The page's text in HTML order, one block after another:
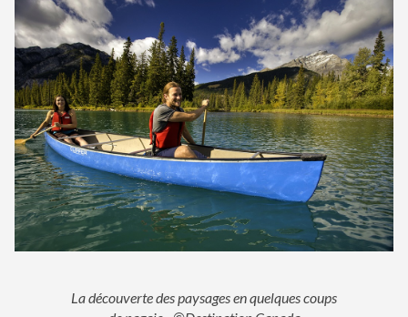
La découverte des paysages en quelques coups